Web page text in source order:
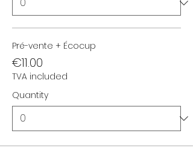
Pré-vente + Écocup
€11.00
TVA included
Quantity